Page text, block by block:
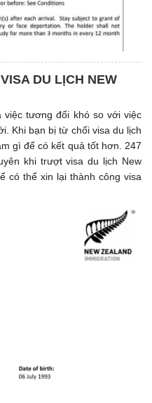
DU LỊCH NEW
việc tương đối khó so với việc
Khi bạn bị từ chối visa du lịch
gì để có kết quả tốt hơn. 247
khi trượt visa du lịch New
có thể xin lại thành công visa